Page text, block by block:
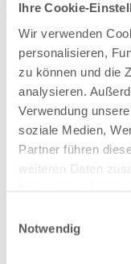
Ihre Cookie-
Wir verwenden
personalisieren,
zu können und die
analysieren.
Verwendung
soziale Medien,
Partner führen
weiteren Daten
Einstellungen zu
Notwendig
Verkäuferin
Zum
Aushilfe /